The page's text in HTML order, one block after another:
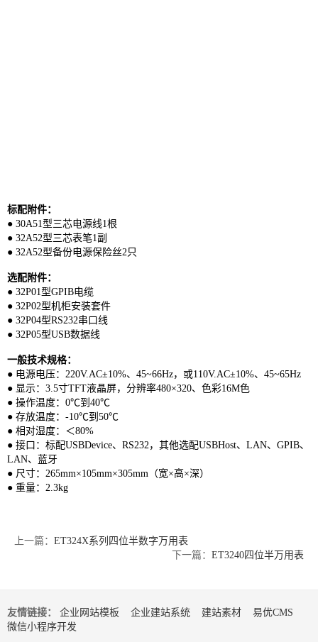
标配附件：
● 30A51型三芯电源线1根
● 32A52型三芯表笔1副
● 32A52型备份电源保险丝2只
选配附件：
● 32P01型GPIB电缆
● 32P02型机柜安装套件
● 32P04型RS232串口线
● 32P05型USB数据线
一般技术规格：
● 电源电压：220V.AC±10%、45~66Hz，或110V.AC±10%、45~65Hz
● 显示：3.5寸TFT液晶屏，分辨率480×320、色彩16M色
● 操作温度：0℃到40℃
● 存放温度：-10℃到50℃
● 相对湿度：＜80%
● 接口：标配USBDevice、RS232，其他选配USBHost、LAN、GPIB、
LAN、蓝牙
● 尺寸：265mm×105mm×305mm（宽×高×深）
● 重量：2.3kg
上一篇： ET324X系列四位半数字万用表
下一篇： ET3240四位半万用表
友情链接： 企业网站模板 企业建站系统 建站素材
易优CMS
微信小程序开发